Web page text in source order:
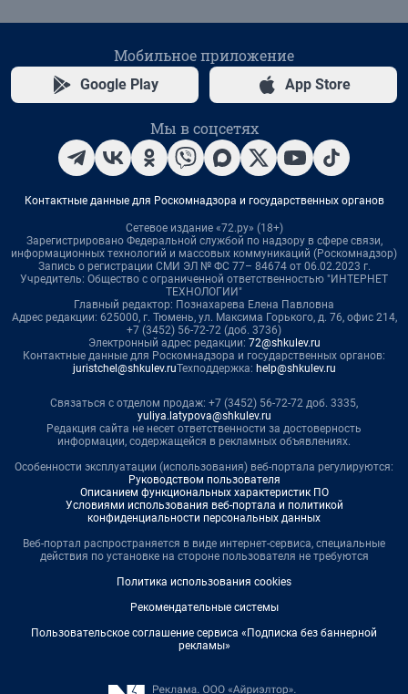
Мобильное приложение
Google Play App Store
Мы в соцсетях
Контактные данные для Роскомнадзора и государственных органов
Сетевое издание «72.ру» (18+)
Зарегистрировано Федеральной службой по надзору в сфере связи,
информационных технологий и массовых коммуникаций (Роскомнадзор)
Запись о регистрации СМИ ЭЛ № ФС 77– 84674 от 06.02.2023 г.
Учредитель: Общество с ограниченной ответственностью "ИНТЕРНЕТ
ТЕХНОЛОГИИ"
Главный редактор: Познахарева Елена Павловна
Адрес редакции: 625000, г. Тюмень, ул. Максима Горького, д. 76, офис 214,
+7 (3452) 56-72-72 (доб. 3736)
Электронный адрес редакции: 72@shkulev.ru
Контактные данные для Роскомнадзора и государственных органов:
juristchel@shkulev.ruТехподдержка: help@shkulev.ru
Связаться с отделом продаж: +7 (3452) 56-72-72 доб. 3335,
yuliya.latypova@shkulev.ru
Редакция сайта не несет ответственности за достоверность
информации, содержащейся в рекламных объявлениях.
Особенности эксплуатации (использования) веб-портала регулируются:
Руководством пользователя
Описанием функциональных характеристик ПО
Условиями использования веб-портала и политикой
конфиденциальности персональных данных
Веб-портал распространяется в виде интернет-сервиса, специальные
действия по установке на стороне пользователя не требуются
Политика использования cookies
Рекомендательные системы
Пользовательское соглашение сервиса «Подписка без баннерной
рекламы»